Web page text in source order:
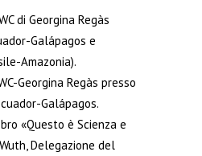
di Georgina Regàs
Galápagos e
Amazonia).
Georgina Regàs presso
Galápagos.
«Questo è Scienza e
Delegazione del